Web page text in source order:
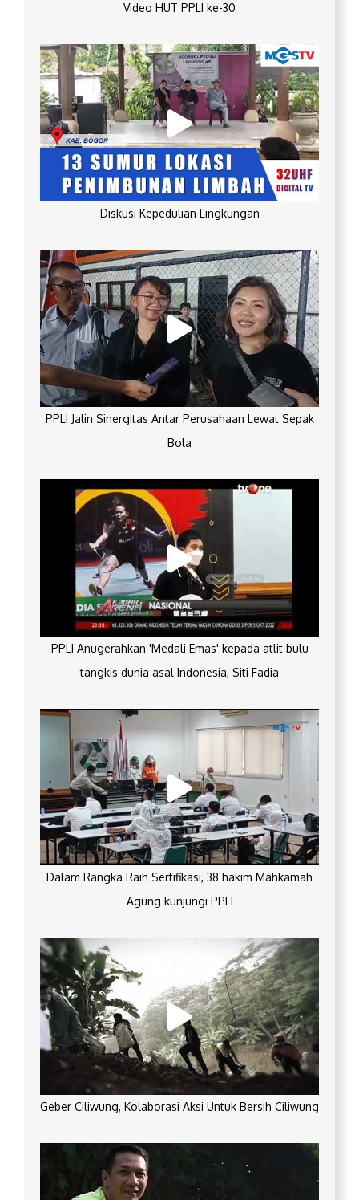
Video HUT PPLI ke-30
Diskusi Kepedulian Lingkungan
PPLI Jalin Sinergitas Antar Perusahaan Lewat Sepak
Bola
PPLI Anugerahkan 'Medali Emas' kepada atlit bulu
tangkis dunia asal Indonesia, Siti Fadia
Dalam Rangka Raih Sertifikasi, 38 hakim Mahkamah
Agung kunjungi PPLI
Geber Ciliwung, Kolaborasi Aksi Untuk Bersih Ciliwung